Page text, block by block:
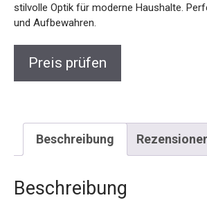
stilvolle Optik für moderne Haushalte.
und Aufbewahren.
Preis prüfen
Beschreibung
Beschreibung